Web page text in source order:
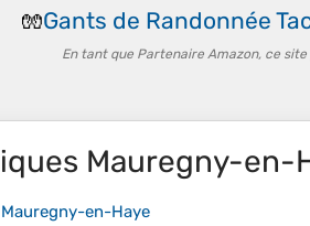
🧤Gants de Randonnée
En tant que Partenaire Amazon, ce
Mauregny-en-
Mauregny-en-Haye